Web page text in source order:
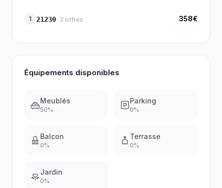
1 21230 2 offres 358€
Équipements disponibles
Meublés
50%
Parking
0%
Balcon
0%
Terrasse
0%
Jardin
0%